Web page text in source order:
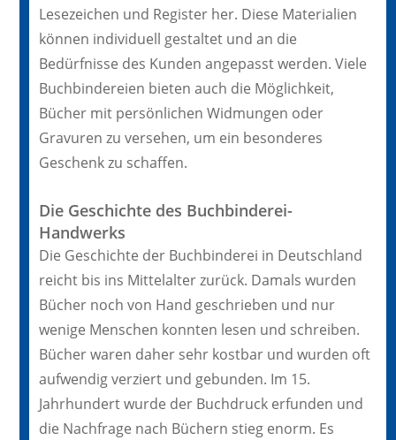
Lesezeichen und Register her. Diese Materialien
können individuell gestaltet und an die
Bedürfnisse des Kunden angepasst werden. Viele
Buchbindereien bieten auch die Möglichkeit,
Bücher mit persönlichen Widmungen oder
Gravuren zu versehen, um ein besonderes
Geschenk zu schaffen.
Die Geschichte des Buchbinderei-
Handwerks
Die Geschichte der Buchbinderei in Deutschland
reicht bis ins Mittelalter zurück. Damals wurden
Bücher noch von Hand geschrieben und nur
wenige Menschen konnten lesen und schreiben.
Bücher waren daher sehr kostbar und wurden oft
aufwendig verziert und gebunden. Im 15.
Jahrhundert wurde der Buchdruck erfunden und
die Nachfrage nach Büchern stieg enorm. Es